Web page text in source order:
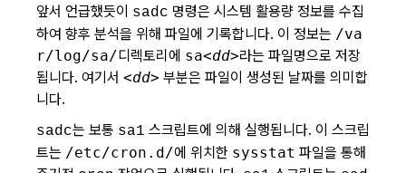
앞서 언급했듯이 sadc 명령은 시스템 활용량 정보를 수집
하여 향후 분석을 위해 파일에 기록합니다. 이 정보는 /va
r/log/sa/디렉토리에 sa<dd>라는 파일명으로 저장
됩니다. 여기서 <dd> 부분은 파일이 생성된 날짜를 의미합
니다.
sadc는 보통 sa1 스크립트에 의해 실행됩니다. 이 스크립
트는 /etc/cron.d/에 위치한 sysstat 파일을 통해